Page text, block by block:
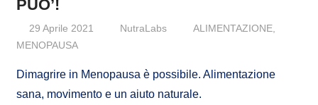
PUO’!
29 Aprile 2021 NutraLabs ALIMENTAZIONE
MENOPAUSA
Dimagrire in Menopausa è possibile. Alimentazione
sana, movimento e un aiuto naturale.